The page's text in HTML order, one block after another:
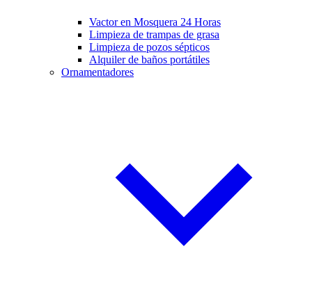
Vactor en Mosquera 24 Horas
Limpieza de trampas de grasa
Limpieza de pozos sépticos
Alquiler de baños portátiles
Ornamentadores